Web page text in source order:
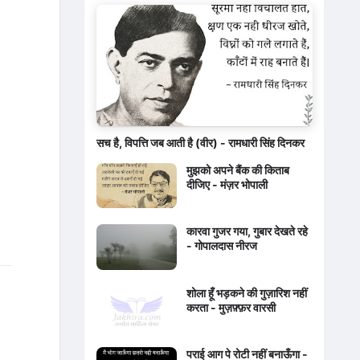
सच है, विपत्ति जब आती है (वीर) - रामधारी सिंह दिनकर
मुझको अपने बैंक की किताब
दीजिए - मंज़र भोपाली
कारवा गुजर गया, गुबार देखते रहे
- गोपालदास नीरज
शोला हूँ भड़कने की गुज़ारिश नहीं
करता - मुज़फ़्फ़र वारसी
पराई आग पे रोटी नहीं बनाऊँगा -